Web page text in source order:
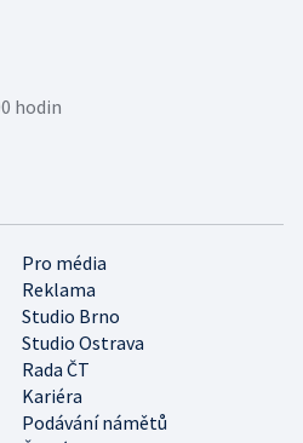
Pro média
Reklama
Studio Brno
Studio Ostrava
Rada ČT
Kariéra
Podávání námětů
hodin